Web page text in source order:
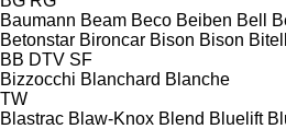
Baumann Beam Beco Beiben Bell
Betonstar Bironcar Bison Bison
BB DTV SF
Bizzocchi Blanchard Blanche
TW
Blastrac Blaw-Knox Blend Bluelift